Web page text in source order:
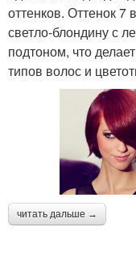
оттенков. Оттенок 7
светло-блондину с
подтоном, что
типов волос и
читать дальше →